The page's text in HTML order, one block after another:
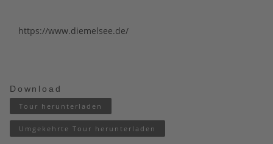
https://www.diemelsee.de/
Download
Tour herunterladen
Umgekehrte Tour herunterladen